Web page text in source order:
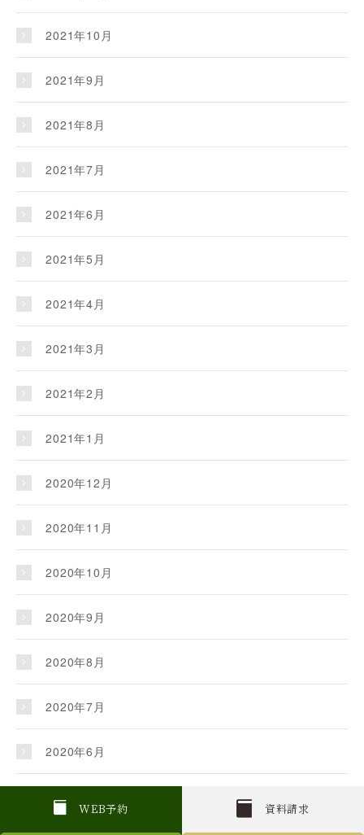
W EB予約 資料請求
2021年10月
2021年9月
2021年8月
2021年7月
2021年6月
2021年5月
2021年4月
2021年3月
2021年2月
2021年1月
2020年12月
2020年11月
2020年10月
2020年9月
2020年8月
2020年7月
2020年6月
2020年5月